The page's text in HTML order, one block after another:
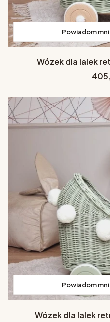
Powiadom
Wózek dla lalek
Cena
Powiadom
Wózek dla lalek